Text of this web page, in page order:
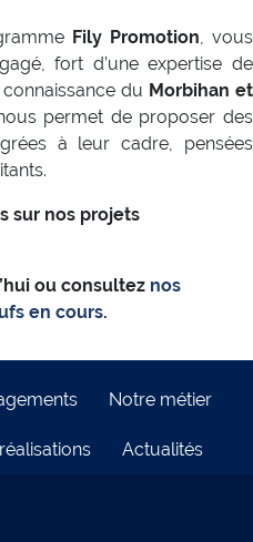
Fily Promotion, vous
fort d’une expertise de
du Morbihan et
permet de proposer des
à leur cadre, pensées
sur nos projets
ou consultez nos
en cours.
Notre métier
Actualités